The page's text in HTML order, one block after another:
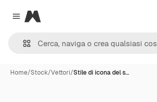
Close menu
Magnific
Home/Stock/Vettori/Stile di icona del s…